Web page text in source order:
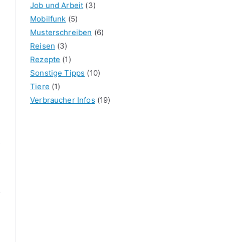
Job und Arbeit (3)
Mobilfunk (5)
Musterschreiben (6)
Reisen (3)
Rezepte (1)
Sonstige Tipps (10)
Tiere (1)
Verbraucher Infos (19)